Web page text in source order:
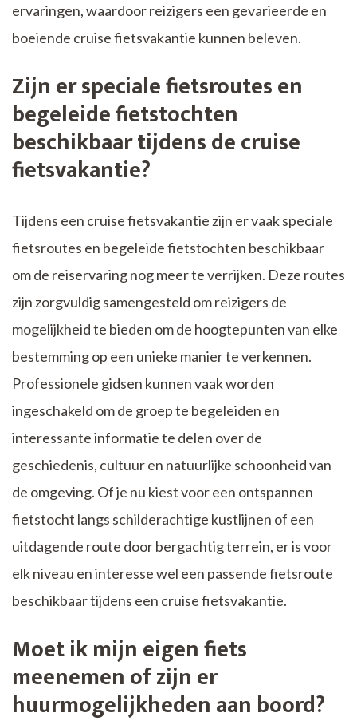
ervaringen, waardoor reizigers een gevarieerde en
boeiende cruise fietsvakantie kunnen beleven.
Zijn er speciale fietsroutes en
begeleide fietstochten
beschikbaar tijdens de cruise
fietsvakantie?
Tijdens een cruise fietsvakantie zijn er vaak speciale
fietsroutes en begeleide fietstochten beschikbaar
om de reiservaring nog meer te verrijken. Deze routes
zijn zorgvuldig samengesteld om reizigers de
mogelijkheid te bieden om de hoogtepunten van elke
bestemming op een unieke manier te verkennen.
Professionele gidsen kunnen vaak worden
ingeschakeld om de groep te begeleiden en
interessante informatie te delen over de
geschiedenis, cultuur en natuurlijke schoonheid van
de omgeving. Of je nu kiest voor een ontspannen
fietstocht langs schilderachtige kustlijnen of een
uitdagende route door bergachtig terrein, er is voor
elk niveau en interesse wel een passende fietsroute
beschikbaar tijdens een cruise fietsvakantie.
Moet ik mijn eigen fiets
meenemen of zijn er
huurmogelijkheden aan boord?